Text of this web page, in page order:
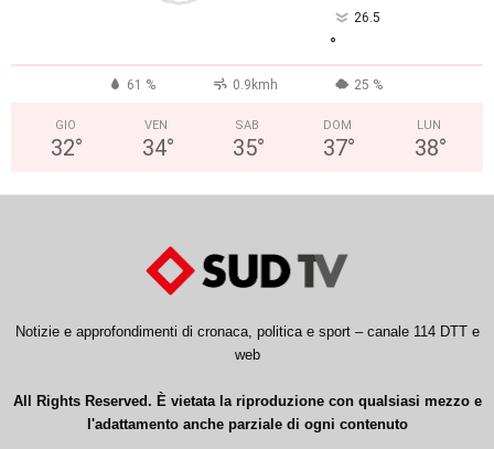
26.5
°
61 % 0.9kmh 25 %
GIO
32°
VEN
34°
SAB
35°
DOM
37°
LUN
38°
Notizie e approfondimenti di cronaca, politica e sport – canale 114 DTT e
web
All Rights Reserved. È vietata la riproduzione con qualsiasi mezzo e
l'adattamento anche parziale di ogni contenuto